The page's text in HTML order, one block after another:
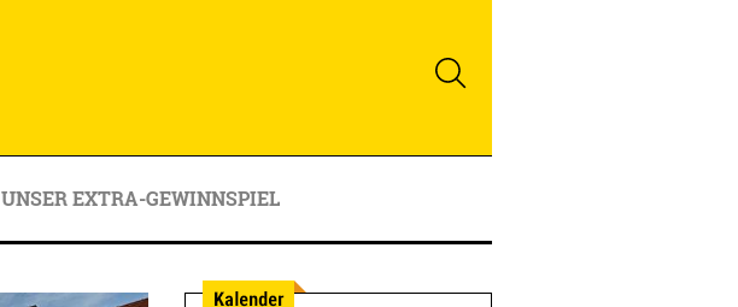
UNSER EXTRA-GEWINNSPIEL